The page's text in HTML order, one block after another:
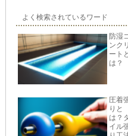
よく検索されているワード
防湿
ンクリ
ートと
は？
圧着
りと
は？
イル